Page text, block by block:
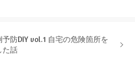
防DIY vol.1 自宅の危険箇所を
た話